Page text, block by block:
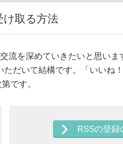
け取る方法
流を深めていきたいと思いま
だいて結構です。「いいね！
です。
RSSの登録